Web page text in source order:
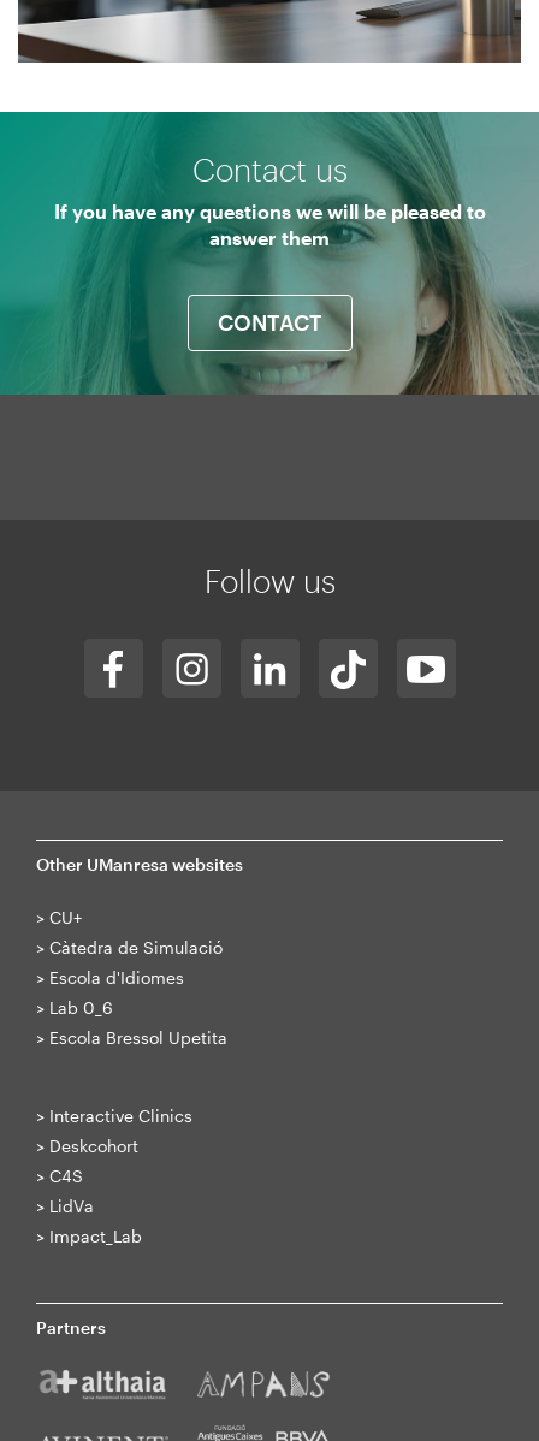
UManresa
Contact us
If you have any questions we will be pleased to
answer them
CONTACT
Follow us
Other UManresa websites
> CU+
> Càtedra de Simulació
> Escola d'Idiomes
> Lab 0_6
> Escola Bressol Upetita
> Interactive Clinics
> Deskcohort
> C4S
> LidVa
> Impact_Lab
Partners